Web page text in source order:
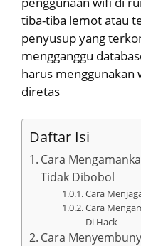
tiba-tiba lemot atau
penyusup yang
mengganggu
harus menggunakan
diretas
Daftar Isi
Cara
Tidak Dibobol
Cara
Cara
Di Hack
Cara